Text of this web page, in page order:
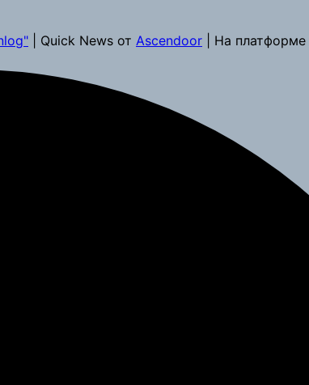
| Quick News от Ascendoor | На платформе